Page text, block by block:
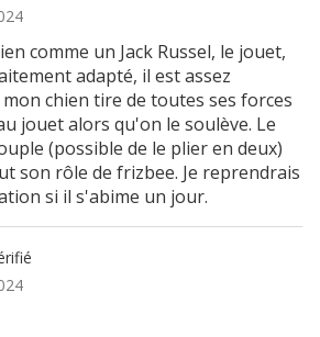
comme un Jack Russel, le jouet,
adapté, il est assez
chien tire de toutes ses forces
jouet alors qu'on le soulève. Le
(possible de le plier en deux)
son rôle de frizbee. Je reprendrais
si il s'abime un jour.